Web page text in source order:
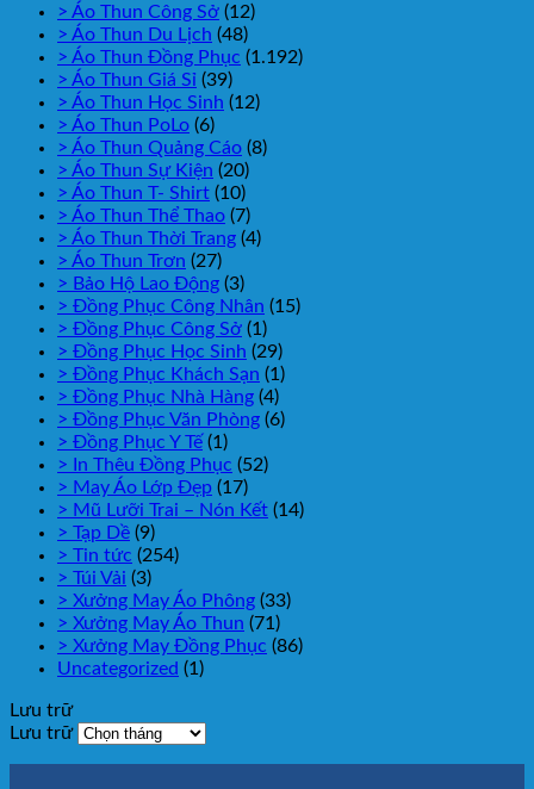
> Áo Thun Công Sở (12)
> Áo Thun Du Lịch (48)
> Áo Thun Đồng Phục (1.192)
> Áo Thun Giá Sỉ (39)
> Áo Thun Học Sinh (12)
> Áo Thun PoLo (6)
> Áo Thun Quảng Cáo (8)
> Áo Thun Sự Kiện (20)
> Áo Thun T- Shirt (10)
> Áo Thun Thể Thao (7)
> Áo Thun Thời Trang (4)
> Áo Thun Trơn (27)
> Bảo Hộ Lao Động (3)
> Đồng Phục Công Nhân (15)
> Đồng Phục Công Sở (1)
> Đồng Phục Học Sinh (29)
> Đồng Phục Khách Sạn (1)
> Đồng Phục Nhà Hàng (4)
> Đồng Phục Văn Phòng (6)
> Đồng Phục Y Tế (1)
> In Thêu Đồng Phục (52)
> May Áo Lớp Đẹp (17)
> Mũ Lưỡi Trai – Nón Kết (14)
> Tạp Dề (9)
> Tin tức (254)
> Túi Vải (3)
> Xưởng May Áo Phông (33)
> Xưởng May Áo Thun (71)
> Xưởng May Đồng Phục (86)
Uncategorized (1)
Lưu trữ
Lưu trữ